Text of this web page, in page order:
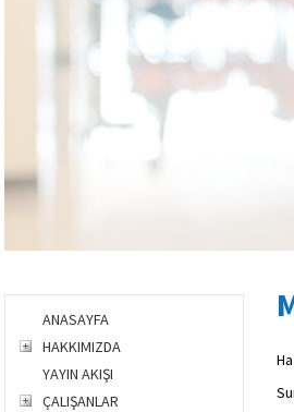
ANASAYFA
HAKKIMIZDA
YAYIN AKIŞI
ÇALIŞANLAR